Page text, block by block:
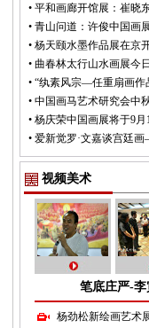
• 平和画廊开馆展：崔晓
• 青山问道：许俊中国画
• 杨天颐水墨作品展在京
• 曲春林太行山水画展今
• “纨素风宗—任重扇画作
• 中国画马艺术研究会中
• 杨庆荣中国画展将于9月
• 爱新觉罗·文嘉谈宫廷
视频美术
笔底庄严-
杨劲松新绘画艺术